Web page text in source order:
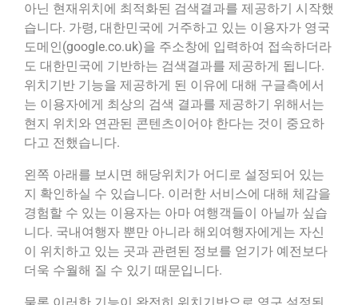
아닌 현재위치에 최적화된 검색결과를 제공하기 시작했
습니다. 가령, 대한민국에 거주하고 있는 이용자가 영국
도메인(google.co.uk)을 주소창에 입력하여 접속하더라
도 대한민국에 기반하는 검색결과를 제공하게 됩니다.
위치기반 기능을 제공하게 된 이유에 대해 구글측에서
는 이용자에게 최상의 검색 결과를 제공하기 위해서는
현지 위치와 연관된 콘텐츠이어야 한다는 것이 중요하
다고 전했습니다.
왼쪽 아래를 보시면 해당위치가 어디로 설정되어 있는
지 확인하실 수 있습니다. 이러한 서비스에 대해 체감을
경험할 수 있는 이용자는 아마 여행객들이 아닐까 싶습
니다. 국내여행자 뿐만 아니라 해외여행자에게는 자신
이 위치하고 있는 곳과 관련된 정보를 얻기가 예전보다
더욱 수월해 질 수 있기 때문입니다.